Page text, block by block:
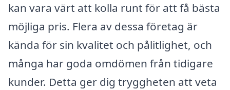
kan vara värt att kolla runt för att få bästa
möjliga pris. Flera av dessa företag är
kända för sin kvalitet och pålitlighet, och
många har goda omdömen från tidigare
kunder. Detta ger dig tryggheten att veta